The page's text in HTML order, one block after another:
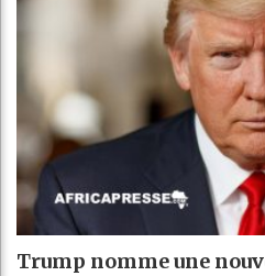
Trump nomme une